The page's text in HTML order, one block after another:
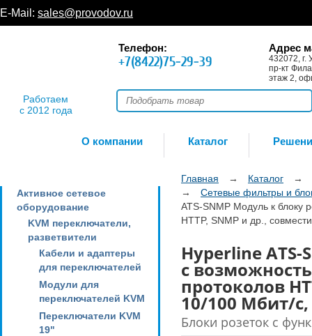
E-Mail: sales@provodov.ru
Работаем
с 2012 года
Телефон:
+7(8422)75-29-39
Адрес
432072, г.
пр-кт
этаж 2,
О компании Каталог
Активное сетевое
оборудование
KVM переключатели,
разветвители
Кабели и адаптеры
для переключателей
Модули для
переключателей KVM
Переключатели KVM
19"
Главная → Каталог
→
→
Сетевые фильтры и
ATS-SNMP Модуль к блоку
HTTP, SNMP и др.,
Hyperline ATS-
с
протоколов
10/100 Мбит/
Блоки розеток с